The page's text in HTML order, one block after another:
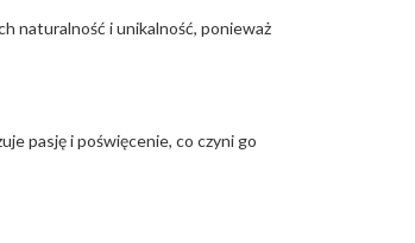
naturalność i unikalność, ponieważ
pasję i poświęcenie, co czyni go